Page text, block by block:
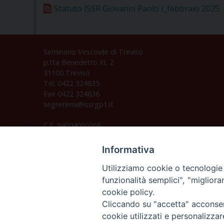
Statuto ISSR Giovanni Paolo I_febbraio 2025
Seminario Vescovile di Treviso
p.tta Benedetto XI, 2
31100 Treviso
Tel. 0422 324835
Fax 0422 324836
segreteria@issrgp1.it
C.F. 94004060268
Informativa
Utilizziamo cookie o
funzionalità semplici",
cookie policy.
Cliccando su "accetta"
cookie utilizzati e